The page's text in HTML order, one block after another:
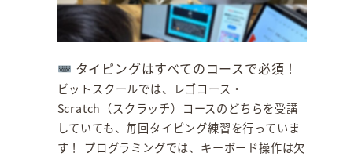
タイピングはすべてのコースで必須！
ビットスクールでは、レゴコース・
Scratch（スクラッチ）コースのどちらを受講
していても、毎回タイピング練習を行っていま
す！ プログラミングでは、キーボード操作は欠